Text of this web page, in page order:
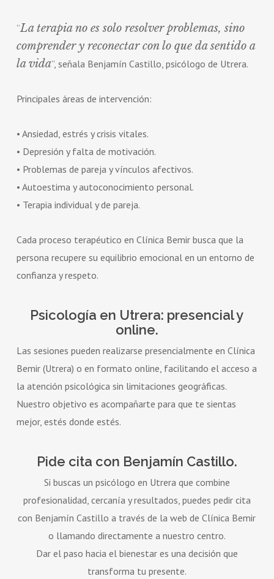
“La terapia no es solo resolver problemas, sino
comprender y reconectar con lo que da sentido a
la vida”, señala Benjamín Castillo, psicólogo de Utrera.
Principales áreas de intervención:
• Ansiedad, estrés y crisis vitales.
• Depresión y falta de motivación.
• Problemas de pareja y vínculos afectivos.
• Autoestima y autoconocimiento personal.
• Terapia individual y de pareja.
Cada proceso terapéutico en Clínica Bemir busca que la
persona recupere su equilibrio emocional en un entorno de
confianza y respeto.
Psicología en Utrera: presencial y
online.
Las sesiones pueden realizarse presencialmente en Clínica
Bemir (Utrera) o en formato online, facilitando el acceso a
la atención psicológica sin limitaciones geográficas.
Nuestro objetivo es acompañarte para que te sientas
mejor, estés donde estés.
Pide cita con Benjamín Castillo.
Si buscas un psicólogo en Utrera que combine
profesionalidad, cercanía y resultados, puedes pedir cita
con Benjamín Castillo a través de la web de Clínica Bemir
o llamando directamente a nuestro centro.
Dar el paso hacia el bienestar es una decisión que
transforma tu presente.